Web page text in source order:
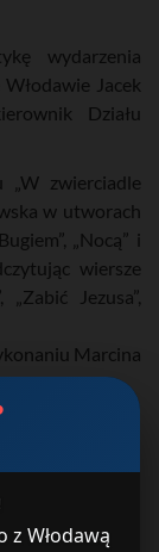
z Włodawą
wydarzenia
Jacek
Działu
zwierciadle
w utworach
„Nocą” i
wiersze
„Zabić Jezusa”,
Marcina